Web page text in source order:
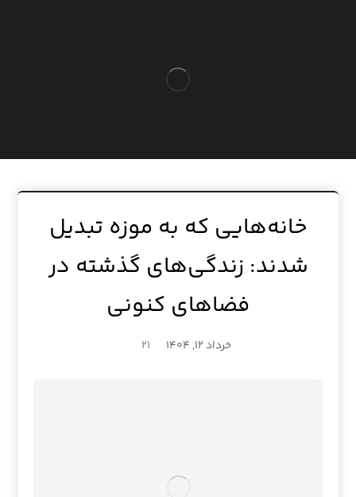
خانه‌هایی که به موزه تبدیل
شدند: زندگی‌های گذشته در
فضاهای کنونی
خرداد ۱۲, ۱۴۰۴ 21